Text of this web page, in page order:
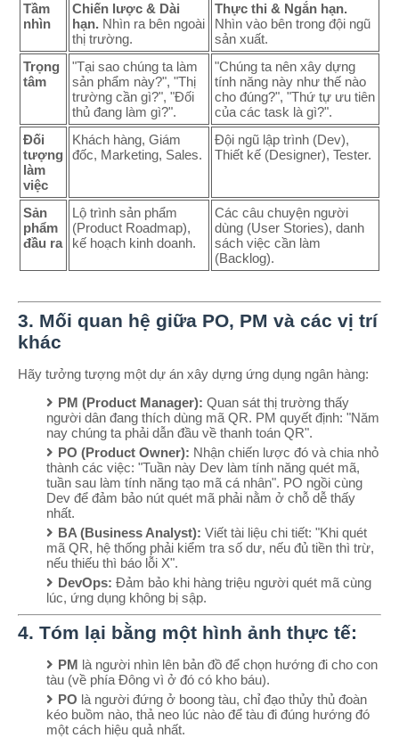
Tầm
nhìn
Chiến lược & Dài
hạn. Nhìn ra bên ngoài
thị trường.
Thực thi & Ngắn hạn.
Nhìn vào bên trong đội ngũ
sản xuất.
Trọng
tâm
"Tại sao chúng ta làm
sản phẩm này?", "Thị
trường cần gì?", "Đối
thủ đang làm gì?".
"Chúng ta nên xây dựng
tính năng này như thế nào
cho đúng?", "Thứ tự ưu tiên
của các task là gì?".
Đối
tượng
làm
việc
Khách hàng, Giám
đốc, Marketing, Sales.
Đội ngũ lập trình (Dev),
Thiết kế (Designer), Tester.
Sản
phẩm
đầu ra
Lộ trình sản phẩm
(Product Roadmap),
kế hoạch kinh doanh.
Các câu chuyện người
dùng (User Stories), danh
sách việc cần làm
(Backlog).
3. Mối quan hệ giữa PO, PM và các vị trí
khác
Hãy tưởng tượng một dự án xây dựng ứng dụng ngân hàng:
PM (Product Manager): Quan sát thị trường thấy
người dân đang thích dùng mã QR. PM quyết định: "Năm
nay chúng ta phải dẫn đầu về thanh toán QR".
PO (Product Owner): Nhận chiến lược đó và chia nhỏ
thành các việc: "Tuần này Dev làm tính năng quét mã,
tuần sau làm tính năng tạo mã cá nhân". PO ngồi cùng
Dev để đảm bảo nút quét mã phải nằm ở chỗ dễ thấy
nhất.
BA (Business Analyst): Viết tài liệu chi tiết: "Khi quét
mã QR, hệ thống phải kiểm tra số dư, nếu đủ tiền thì trừ,
nếu thiếu thì báo lỗi X".
DevOps: Đảm bảo khi hàng triệu người quét mã cùng
lúc, ứng dụng không bị sập.
4. Tóm lại bằng một hình ảnh thực tế:
PM là người nhìn lên bản đồ để chọn hướng đi cho con
tàu (về phía Đông vì ở đó có kho báu).
PO là người đứng ở boong tàu, chỉ đạo thủy thủ đoàn
kéo buồm nào, thả neo lúc nào để tàu đi đúng hướng đó
một cách hiệu quả nhất.